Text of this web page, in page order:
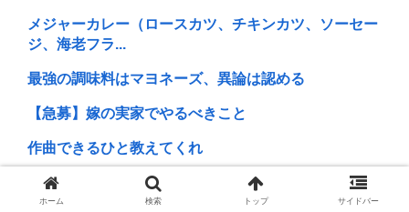
メジャーカレー（ロースカツ、チキンカツ、ソーセー
ジ、海老フラ...
最強の調味料はマヨネーズ、異論は認める
【急募】嫁の実家でやるべきこと
作曲できるひと教えてくれ
秋田県、オイルマネーが転がり込んでガチで東北最強
へwww
ホーム 検索 トップ サイドバー